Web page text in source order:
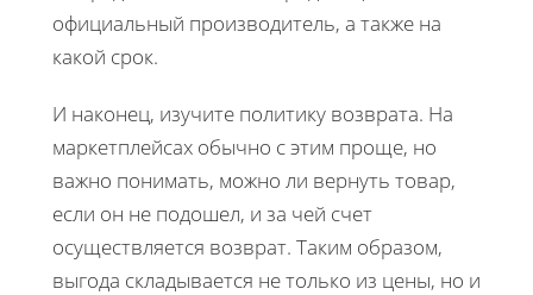
официальный производитель, а также на
какой срок.
И наконец, изучите политику возврата. На
маркетплейсах обычно с этим проще, но
важно понимать, можно ли вернуть товар,
если он не подошел, и за чей счет
осуществляется возврат. Таким образом,
выгода складывается не только из цены, но и